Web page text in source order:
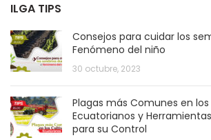
ILGA TIPS
Consejos para cuidar los
Fenómeno del niño
30 octubre, 2023
Plagas más Comunes en
Ecuatorianos y
para su Control